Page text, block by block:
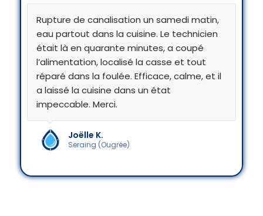
Rupture de canalisation un samedi matin,
eau partout dans la cuisine. Le technicien
était là en quarante minutes, a coupé
l’alimentation, localisé la casse et tout
réparé dans la foulée. Efficace, calme, et il
a laissé la cuisine dans un état
impeccable. Merci.
Joëlle K.
Seraing (Ougrée)